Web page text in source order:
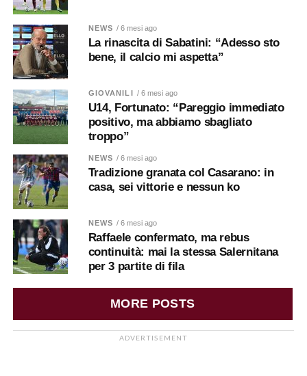
NEWS / 6 mesi ago
La rinascita di Sabatini: “Adesso sto
bene, il calcio mi aspetta”
GIOVANILI / 6 mesi ago
U14, Fortunato: “Pareggio immediato
positivo, ma abbiamo sbagliato
troppo”
NEWS / 6 mesi ago
Tradizione granata col Casarano: in
casa, sei vittorie e nessun ko
NEWS / 6 mesi ago
Raffaele confermato, ma rebus
continuità: mai la stessa Salernitana
per 3 partite di fila
MORE POSTS
ADVERTISEMENT